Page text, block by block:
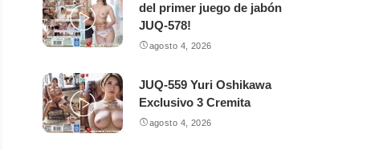
del primer juego de jabón
JUQ-578!
agosto 4, 2026
JUQ-559 Yuri Oshikawa
Exclusivo 3 Cremita
agosto 4, 2026